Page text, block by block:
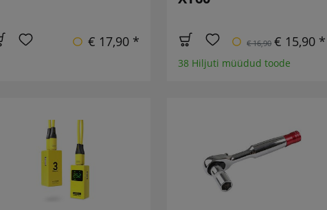
€ 17,90 * € 16,90 € 15,90 *
38 Hiljuti müüdud toode